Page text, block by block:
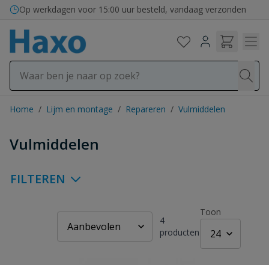
Ga naar de inhoud
Op werkdagen voor 15:00 uur besteld, vandaag verzonden
Home / Lijm en montage / Repareren / Vulmiddelen
Vulmiddelen
FILTEREN
4
producten
Toon